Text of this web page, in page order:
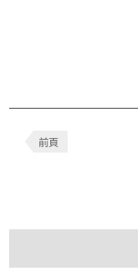
前頁